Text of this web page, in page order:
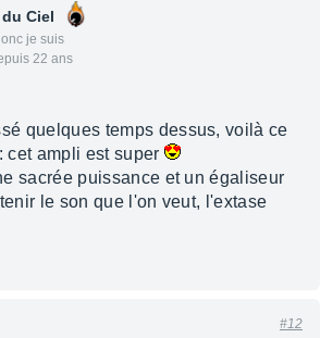
Ciel
je suis
22 ans
quelques temps dessus, voilà ce
cet ampli est super
sacrée puissance et un égaliseur
le son que l'on veut, l'extase
#12